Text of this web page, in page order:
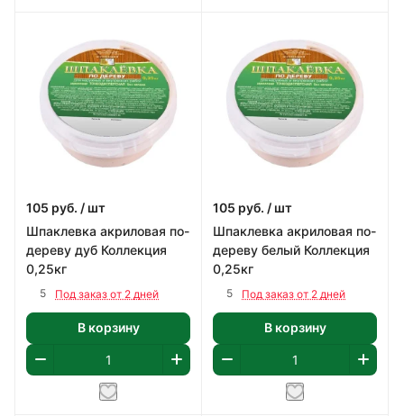
105 руб. / шт
Шпаклевка акриловая по-
дереву дуб Коллекция
0,25кг
5 Под заказ от 2 дней
В корзину
105 руб. / шт
Шпаклевка акриловая по-
дереву белый Коллекция
0,25кг
5 Под заказ от 2 дней
В корзину